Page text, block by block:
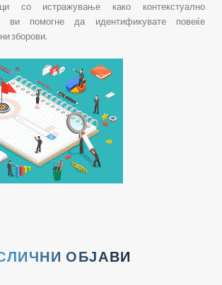
со истражување како контекстуално
ви помогне да идентификувате повеќе
зборови.
ОБЈАВИ